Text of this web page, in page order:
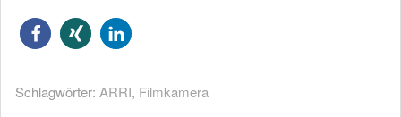
Schlagwörter: ARRI, Filmkamera